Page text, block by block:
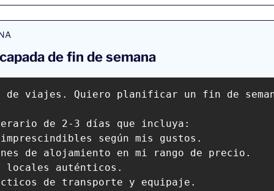
de fin de semana
de viajes. Quiero planificar un fin de
de 2-3 días que incluya:
según mis gustos.
de alojamiento en mi rango de precio.
locales auténticos.
de transporte y equipaje.